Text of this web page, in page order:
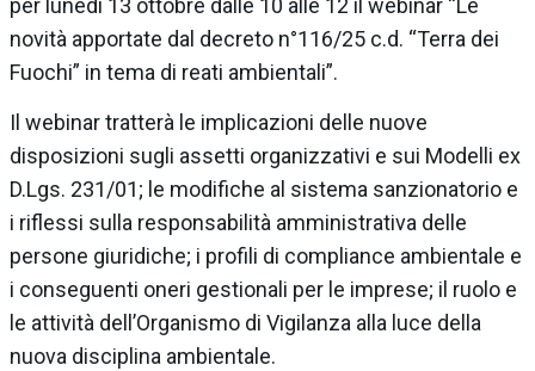
per lunedì 13 ottobre dalle 10 alle 12 il webinar “Le
novità apportate dal decreto n°116/25 c.d. “Terra dei
Fuochi” in tema di reati ambientali”.
Il webinar tratterà le implicazioni delle nuove
disposizioni sugli assetti organizzativi e sui Modelli ex
D.Lgs. 231/01; le modifiche al sistema sanzionatorio e
i riflessi sulla responsabilità amministrativa delle
persone giuridiche; i profili di compliance ambientale e
i conseguenti oneri gestionali per le imprese; il ruolo e
le attività dell’Organismo di Vigilanza alla luce della
nuova disciplina ambientale.